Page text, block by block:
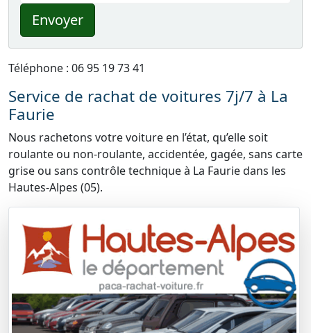
Envoyer
Téléphone : 06 95 19 73 41
Service de rachat de voitures 7j/7 à La
Faurie
Nous rachetons votre voiture en l’état, qu’elle soit
roulante ou non-roulante, accidentée, gagée, sans carte
grise ou sans contrôle technique à La Faurie dans les
Hautes-Alpes (05).